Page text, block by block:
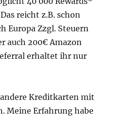
reicht z.B. schon
Europa Zzgl. Steuern
auch 200€ Amazon
erhaltet ihr nur
Kreditkarten mit
Meine Erfahrung habe